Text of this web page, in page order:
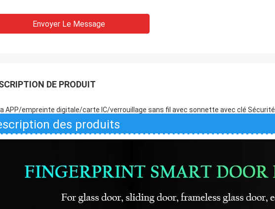
Envoyer Le Message
DE PRODUIT
APP/empreinte digitale/carte IC/verrouillage sans fil avec sonnette avec clé Sécurité
des produits